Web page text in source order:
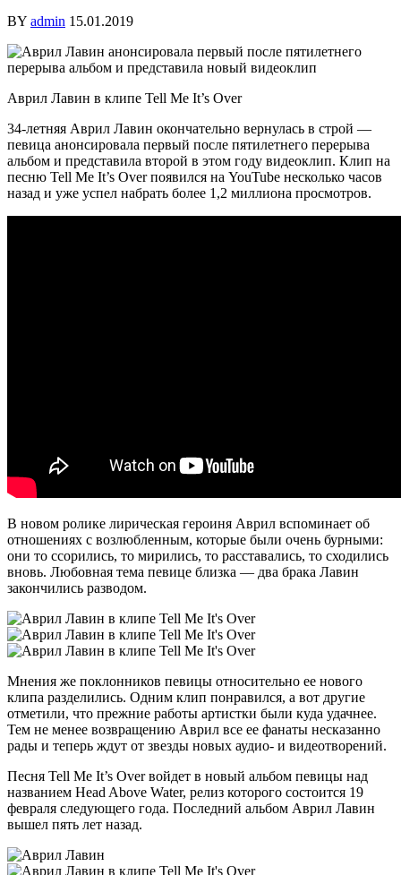
BY admin 15.01.2019
Аврил Лавин в клипе Tell Me It’s Over
34-летняя Аврил Лавин окончательно вернулась в строй —
певица анонсировала первый после пятилетнего перерыва
альбом и представила второй в этом году видеоклип. Клип на
песню Tell Me It’s Over появился на YouTube несколько часов
назад и уже успел набрать более 1,2 миллиона просмотров.
В новом ролике лирическая героиня Аврил вспоминает об
отношениях с возлюбленным, которые были очень бурными:
они то ссорились, то мирились, то расставались, то сходились
вновь. Любовная тема певице близка — два брака Лавин
закончились разводом.
Мнения же поклонников певицы относительно ее нового
клипа разделились. Одним клип понравился, а вот другие
отметили, что прежние работы артистки были куда удачнее.
Тем не менее возвращению Аврил все ее фанаты несказанно
рады и теперь ждут от звезды новых аудио- и видеотворений.
Песня Tell Me It’s Over войдет в новый альбом певицы над
названием Head Above Water, релиз которого состоится 19
февраля следующего года. Последний альбом Аврил Лавин
вышел пять лет назад.